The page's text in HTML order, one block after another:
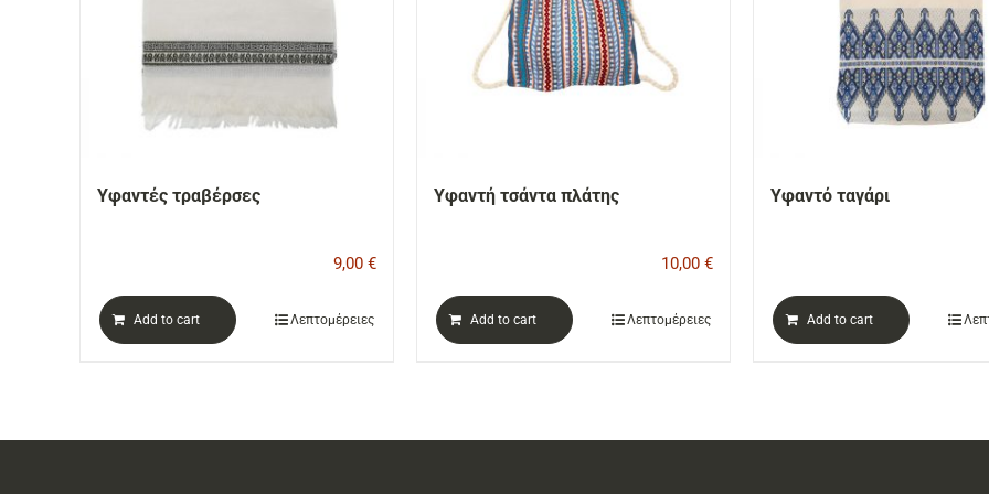
Υφαντές τραβέρσες
9,00 €
Add to cart Λεπτομέρειες
Υφαντή τσάντα πλάτης
10,00 €
Add to cart Λεπτομέρειες
Υφαντό ταγάρι
Add to cart